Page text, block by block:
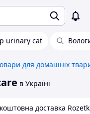
urinary cat
в Україні
доставка